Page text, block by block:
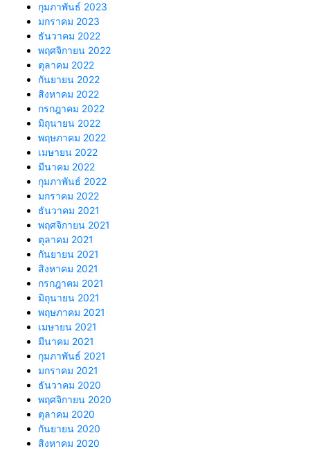
กุมภาพันธ์ 2023
มกราคม 2023
ธันวาคม 2022
พฤศจิกายน 2022
ตุลาคม 2022
กันยายน 2022
สิงหาคม 2022
กรกฎาคม 2022
มิถุนายน 2022
พฤษภาคม 2022
เมษายน 2022
มีนาคม 2022
กุมภาพันธ์ 2022
มกราคม 2022
ธันวาคม 2021
พฤศจิกายน 2021
ตุลาคม 2021
กันยายน 2021
สิงหาคม 2021
กรกฎาคม 2021
มิถุนายน 2021
พฤษภาคม 2021
เมษายน 2021
มีนาคม 2021
กุมภาพันธ์ 2021
มกราคม 2021
ธันวาคม 2020
พฤศจิกายน 2020
ตุลาคม 2020
กันยายน 2020
สิงหาคม 2020